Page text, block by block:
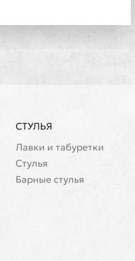
СТУЛЬЯ
Лавки и табуретки
Стулья
Барные стулья